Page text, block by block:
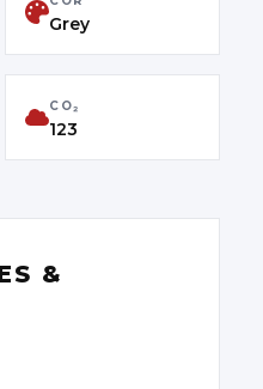
Grey
CO₂
123
&